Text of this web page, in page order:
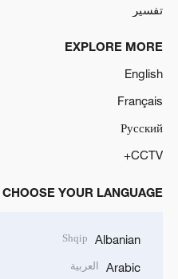
تفسیر
EXPLORE MORE
English
Français
Русский
CCTV+
CHOOSE YOUR LANGUAGE
Albanian
Shqip
Arabic العربية